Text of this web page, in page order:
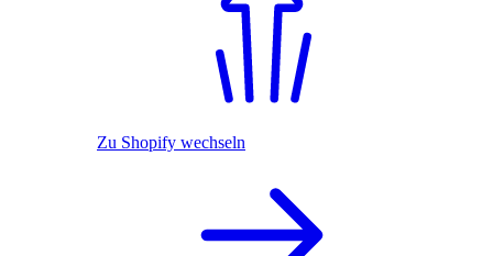
Zu Shopify wechseln